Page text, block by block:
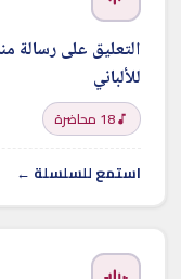
التعليق على رسالة
للألباني
18 محاضرة
استمع للسلسلة ←